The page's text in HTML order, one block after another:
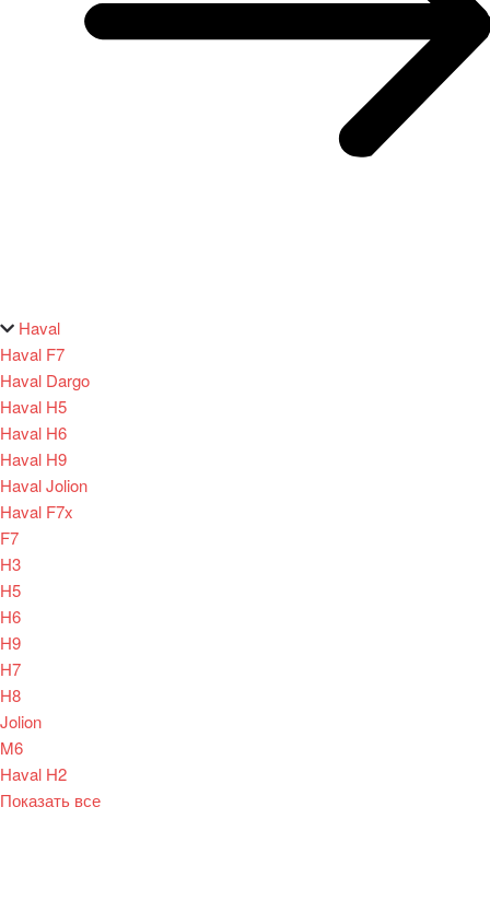
Haval
Haval F7
Haval Dargo
Haval H5
Haval H6
Haval H9
Haval Jolion
Haval F7x
F7
H3
H5
H6
H9
H7
H8
Jolion
M6
Haval H2
Показать все